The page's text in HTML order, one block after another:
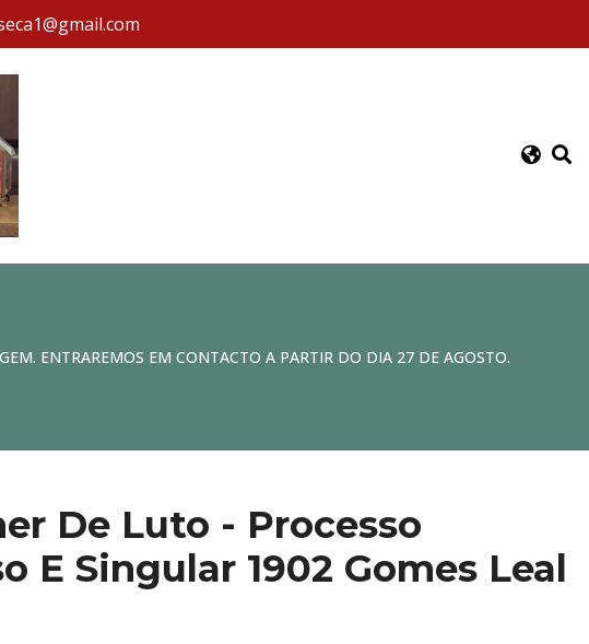
ENTRAREMOS EM CONTACTO A PARTIR DO DIA 27 DE AGOSTO.
De Luto - Processo
E Singular 1902 Gomes Leal